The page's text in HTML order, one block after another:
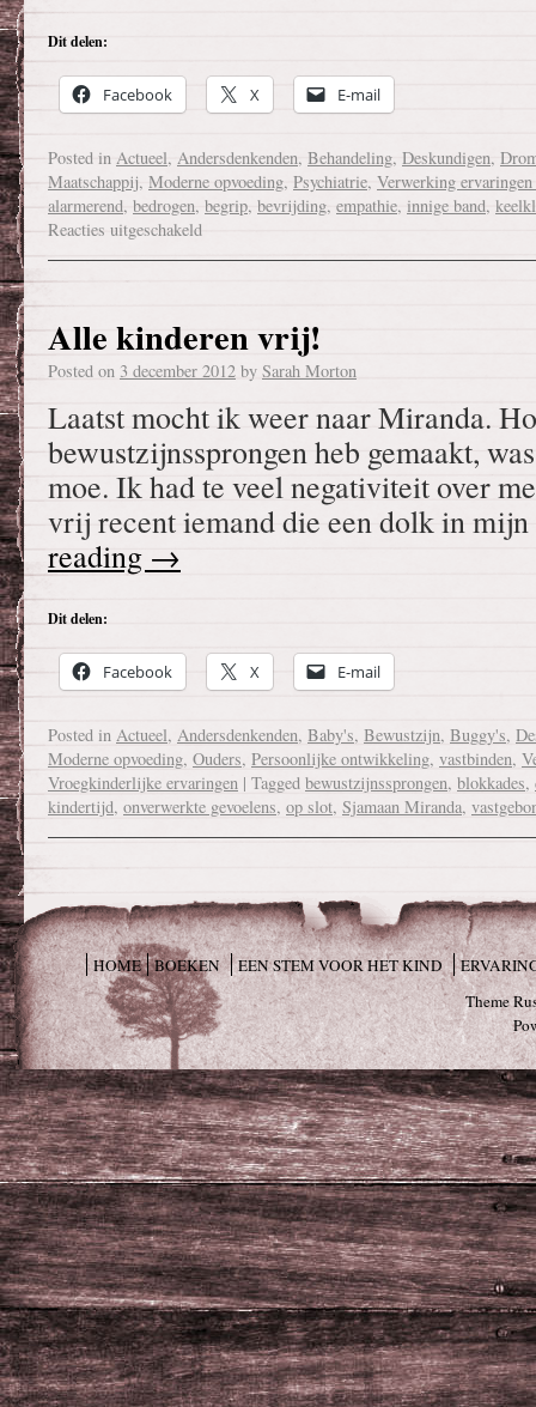
Dit delen:
Facebook X E-mail
Posted in Actueel, Andersdenkenden, Behandeling, Deskundigen,
Maatschappij, Moderne opvoeding, Psychiatrie, Verwerking
alarmerend, bedrogen, begrip, bevrijding, empathie, innige band,
Reacties uitgeschakeld
Alle kinderen vrij!
Posted on 3 december 2012 by Sarah Morton
Laatst mocht ik weer naar Miranda.
bewustzijnssprongen heb gemaakt,
moe. Ik had te veel negativiteit over
vrij recent iemand die een dolk in
reading →
Dit delen:
Facebook X E-mail
Posted in Actueel, Andersdenkenden, Baby's, Bewustzijn, Buggy's,
Moderne opvoeding, Ouders, Persoonlijke ontwikkeling, vastbinden,
Vroegkinderlijke ervaringen | Tagged bewustzijnssprongen, blokkades,
kindertijd, onverwerkte gevoelens, op slot, Sjamaan Miranda,
HOME BOEKEN EEN STEM VOOR HET KIND
Theme